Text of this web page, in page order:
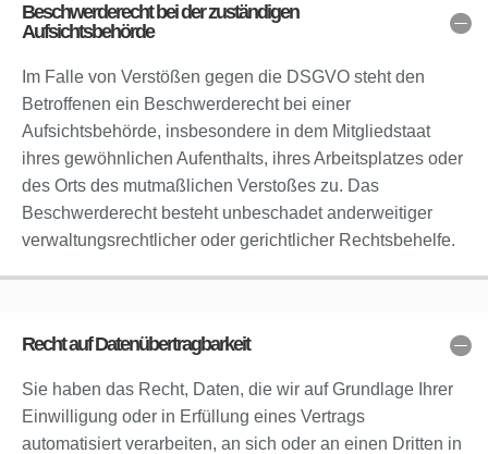
Beschwerderecht bei der zuständigen
Aufsichtsbehörde
Im Falle von Verstößen gegen die DSGVO steht den
Betroffenen ein Beschwerderecht bei einer
Aufsichtsbehörde, insbesondere in dem Mitgliedstaat
ihres gewöhnlichen Aufenthalts, ihres Arbeitsplatzes oder
des Orts des mutmaßlichen Verstoßes zu. Das
Beschwerderecht besteht unbeschadet anderweitiger
verwaltungsrechtlicher oder gerichtlicher Rechtsbehelfe.
Recht auf Datenübertragbarkeit
Sie haben das Recht, Daten, die wir auf Grundlage Ihrer
Einwilligung oder in Erfüllung eines Vertrags
automatisiert verarbeiten, an sich oder an einen Dritten in